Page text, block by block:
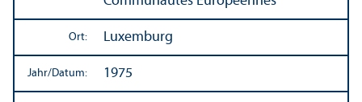
Ort: Luxemburg
Jahr/Datum: 1975